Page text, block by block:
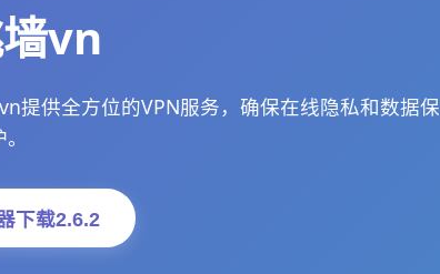
vn
提供全方位的VPN服务，确保在线隐私和数据保
下载2.6.2